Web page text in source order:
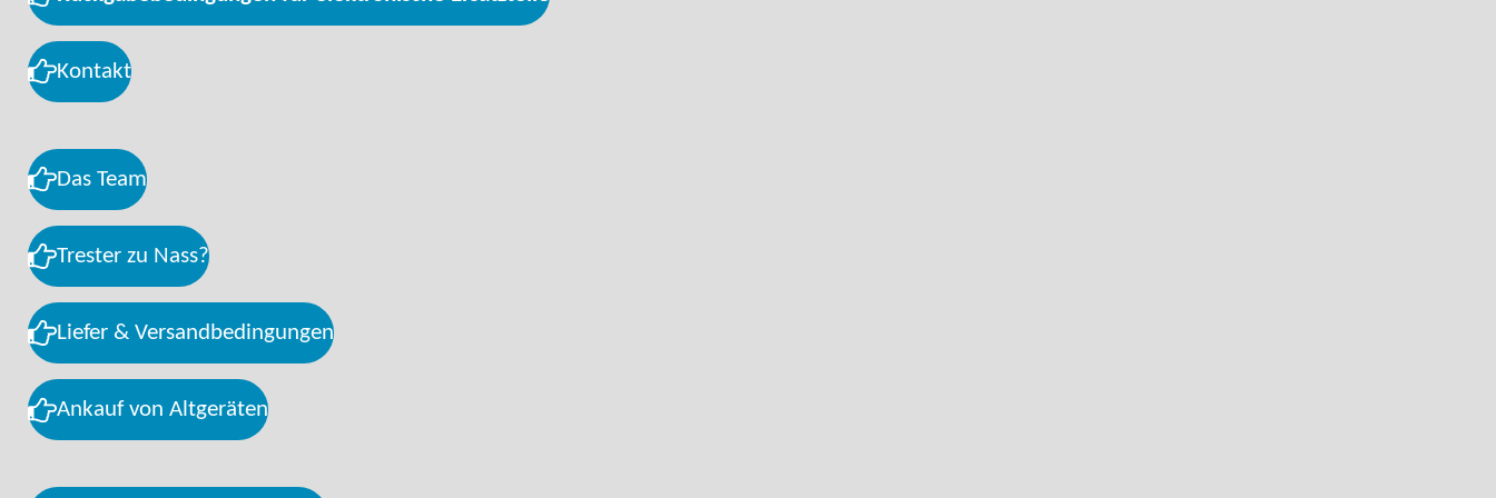
Kontakt
Das Team
Trester zu Nass?
Liefer & Versandbedingungen
Ankauf von Altgeräten